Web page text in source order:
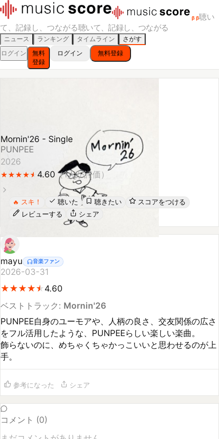
β β聴い
て、記録し、つながる聴いて、記録し、つながる
ニュース ランキング タイムライン
さがす
ログイン
無料
登録
ログイン 無料登録
PUNPEE
2026
★
★★
★★
★ 人が評価）
聴いた 聴きたい
レビューする
シェア
mayu
2026-03-31
★
★★
★★
★★
★★
★4.60
ベストトラック:
をフル活用したような、PUNPEEらしい楽しい楽曲。
飾らないのに、めちゃくちゃかっこいいと思わせるのが上
手。
コメント (0 )
まだコメントがありません